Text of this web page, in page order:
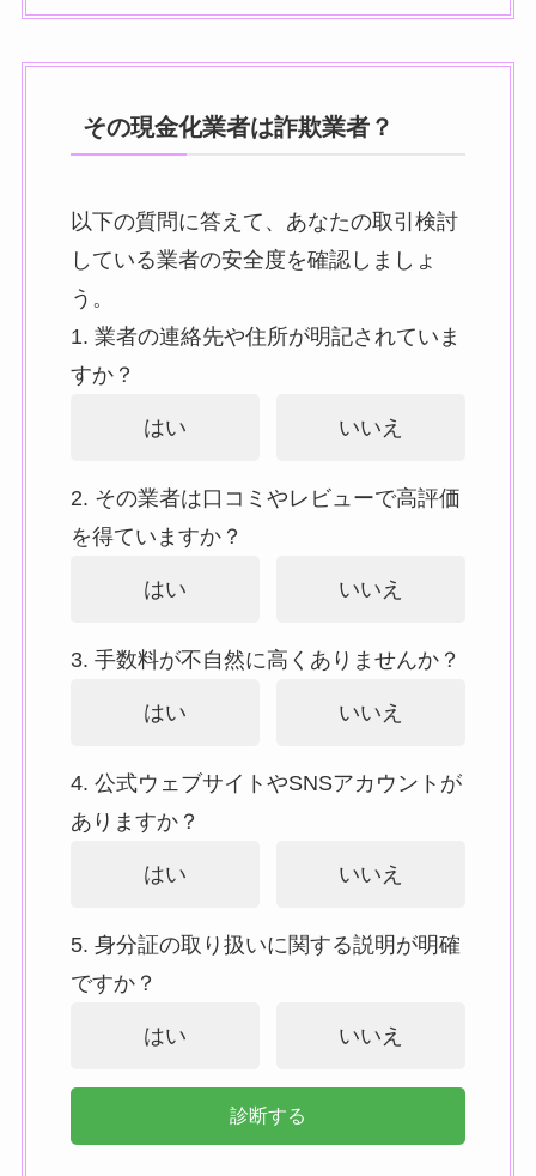
その現金化業者は詐欺業者？
以下の質問に答えて、あなたの取引検討
している業者の安全度を確認しましょ
う。
1. 業者の連絡先や住所が明記されていま
すか？
はい いいえ
2. その業者は口コミやレビューで高評価
を得ていますか？
はい いいえ
3. 手数料が不自然に高くありませんか？
はい いいえ
4. 公式ウェブサイトやSNSアカウントが
ありますか？
はい いいえ
5. 身分証の取り扱いに関する説明が明確
ですか？
はい いいえ
診断する